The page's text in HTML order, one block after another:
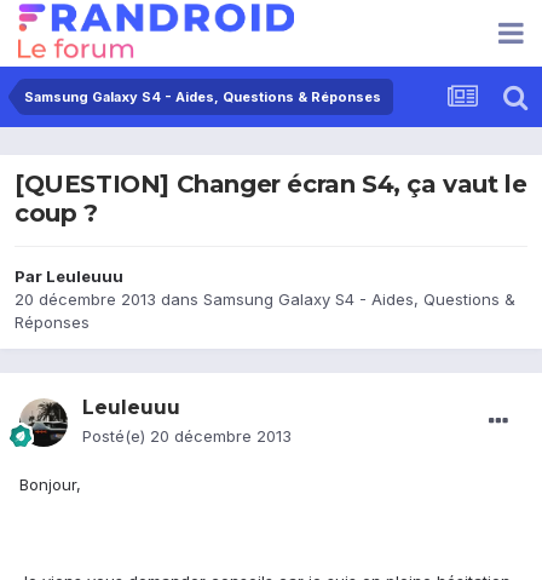
Samsung Galaxy S4 - Aides, Questions & Réponses
[QUESTION] Changer écran S4, ça vaut le
coup ?
Par Leuleuuu
20 décembre 2013 dans Samsung Galaxy S4 - Aides, Questions &
Réponses
Leuleuuu
Posté(e) 20 décembre 2013
Bonjour,